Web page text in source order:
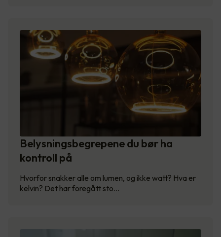
Belysningsbegrepene du bør ha
kontroll på
Hvorfor snakker alle om lumen, og ikke watt? Hva er
kelvin? Det har foregått sto…